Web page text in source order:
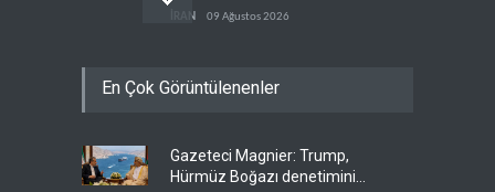
görüşme
İRAN 09 Ağustos 2026
güçlere büyük operasyon
Grönland’da izinsiz sondaj
hamlesi
En Çok Görüntülenenler
Gazeteci Magnier: Trump,
Hürmüz Boğazı denetimini